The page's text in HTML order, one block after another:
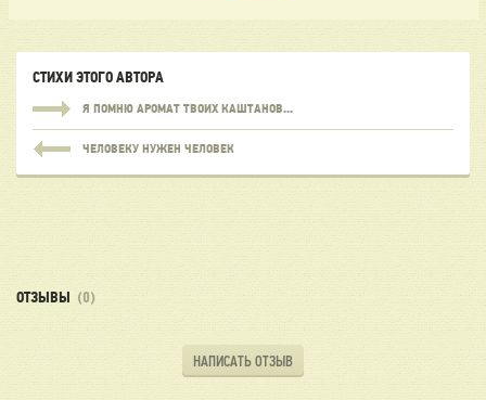
СТИХИ ЭТОГО АВТОРА
Я ПОМНЮ АРОМАТ ТВОИХ КАШТАНОВ...
ЧЕЛОВЕКУ НУЖЕН ЧЕЛОВЕК
ОТЗЫВЫ (0)
НАПИСАТЬ ОТЗЫВ